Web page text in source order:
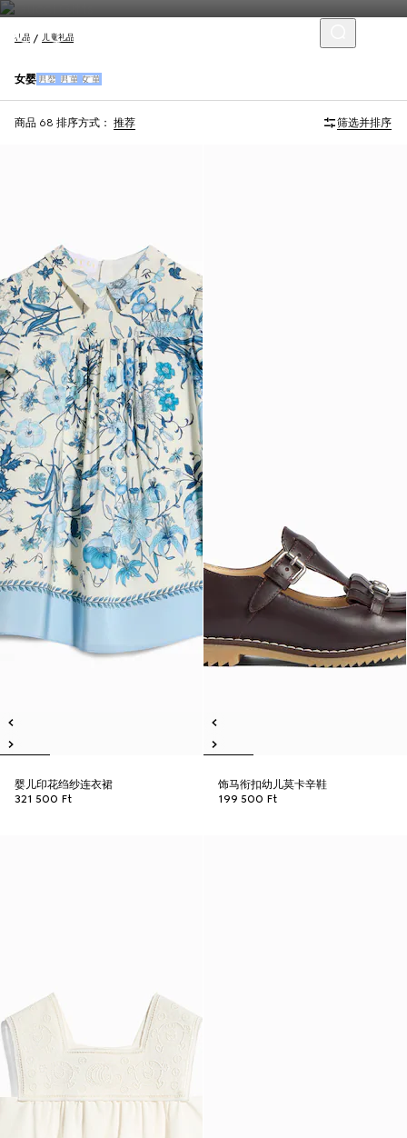
礼品 儿童礼品
女婴 男婴 男童 女童
商品 68 排序方式： 推荐 筛选并排序
婴儿印花绉纱连衣裙
321 500 Ft
饰马衔扣幼儿莫卡辛鞋
199 500 Ft